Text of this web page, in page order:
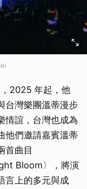
2025 年起，他
台灣樂團溫蒂漫步
情誼，台灣也成為
他們邀請嘉賓溫蒂
首曲目
Bloom〉，將演
言上的多元與成